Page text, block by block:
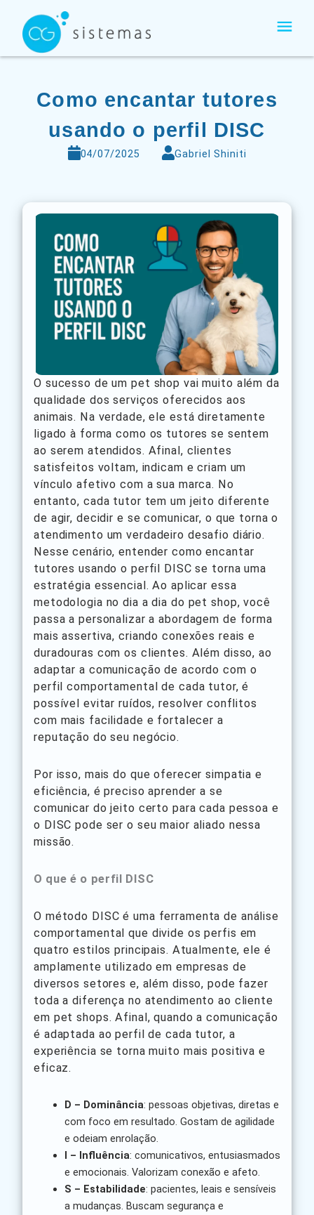
conteúdo
Como encantar tutores
usando o perfil DISC
04/07/2025 Gabriel Shiniti
O sucesso de um pet shop vai muito além da
qualidade dos serviços oferecidos aos
animais. Na verdade, ele está diretamente
ligado à forma como os tutores se sentem
ao serem atendidos. Afinal, clientes
satisfeitos voltam, indicam e criam um
vínculo afetivo com a sua marca. No
entanto, cada tutor tem um jeito diferente
de agir, decidir e se comunicar, o que torna o
atendimento um verdadeiro desafio diário.
Nesse cenário, entender como encantar
tutores usando o perfil DISC se torna uma
estratégia essencial. Ao aplicar essa
metodologia no dia a dia do pet shop, você
passa a personalizar a abordagem de forma
mais assertiva, criando conexões reais e
duradouras com os clientes. Além disso, ao
adaptar a comunicação de acordo com o
perfil comportamental de cada tutor, é
possível evitar ruídos, resolver conflitos
com mais facilidade e fortalecer a
reputação do seu negócio.
Por isso, mais do que oferecer simpatia e
eficiência, é preciso aprender a se
comunicar do jeito certo para cada pessoa e
o DISC pode ser o seu maior aliado nessa
missão.
O que é o perfil DISC
O método DISC é uma ferramenta de análise
comportamental que divide os perfis em
quatro estilos principais. Atualmente, ele é
amplamente utilizado em empresas de
diversos setores e, além disso, pode fazer
toda a diferença no atendimento ao cliente
em pet shops. Afinal, quando a comunicação
é adaptada ao perfil de cada tutor, a
experiência se torna muito mais positiva e
eficaz.
D – Dominância: pessoas objetivas, diretas e
com foco em resultado. Gostam de agilidade
e odeiam enrolação.
I – Influência: comunicativos, entusiasmados
e emocionais. Valorizam conexão e afeto.
S – Estabilidade: pacientes, leais e sensíveis
a mudanças. Buscam segurança e